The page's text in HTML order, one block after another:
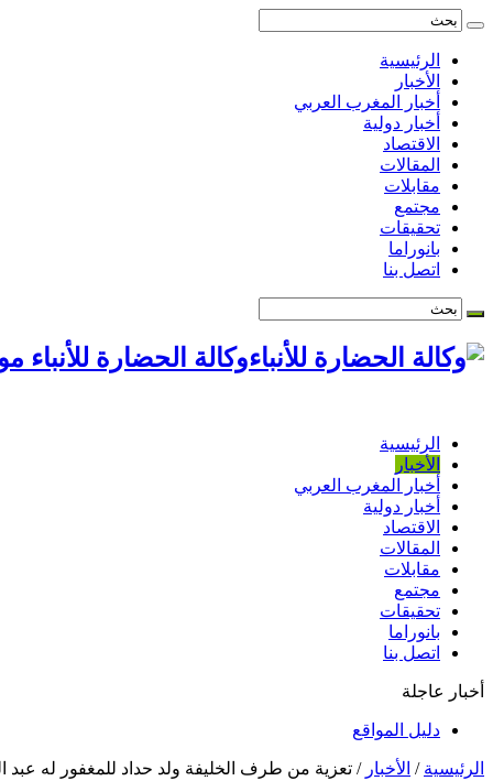
الرئيسية
الأخبار
أخبار المغرب العربي
أخبار دولية
الاقتصاد
المقالات
مقابلات
مجتمع
تحقيقات
بانوراما
اتصل بنا
وكالة الحضارة للأنباء
الرئيسية
الأخبار
أخبار المغرب العربي
أخبار دولية
الاقتصاد
المقالات
مقابلات
مجتمع
تحقيقات
بانوراما
اتصل بنا
أخبار عاجلة
دليل المواقع
الرئيسية / الأخبار / تعزية من طرف الخليفة ولد حداد للمغفور له عبد